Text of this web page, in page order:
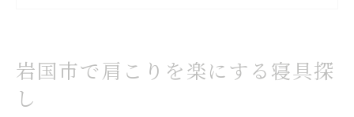
寝具体験サービス活用で肩こり軽減を目指
岩国市で肩こりを楽にする寝具探
し